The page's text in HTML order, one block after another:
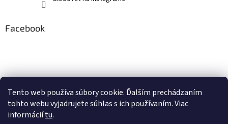
Tento web používa súbory cookie. Ďalším prechádzaním
tohto webu vyjadrujete súhlas s ich používaním. Viac
informáciítu.
Facebook